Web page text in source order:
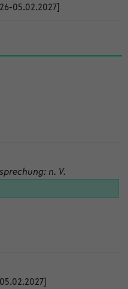
05.02.2027]
n. V.